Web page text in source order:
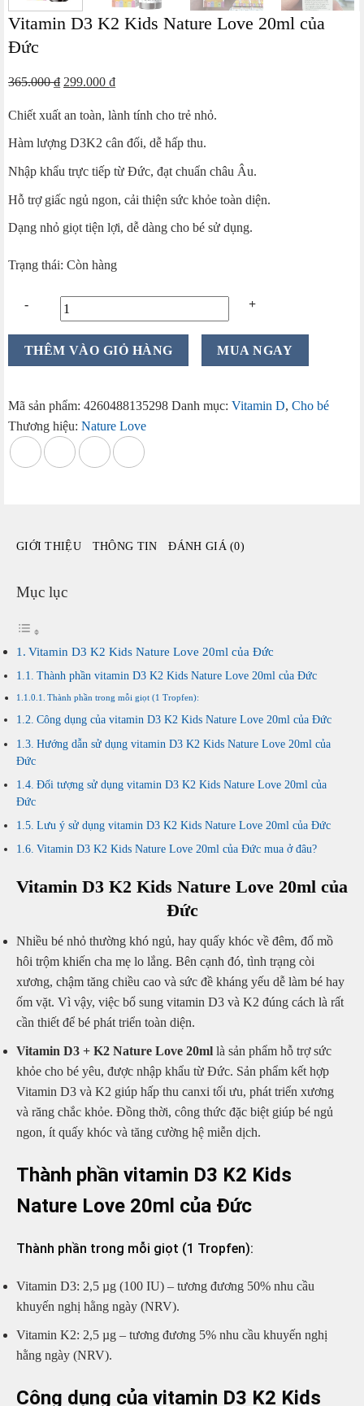
Vitamin D3 K2 Kids Nature Love 20ml của
Đức
365.000₫ Giá
là:
365.000 ₫.
299.000 ₫Giá
tại
là:
Chiết xuất an toàn, lành tính cho trẻ nhỏ.
Hàm lượng D3K2 cân đối, dễ hấp thu.
Nhập khẩu trực tiếp từ Đức, đạt chuẩn châu Âu.
Hỗ trợ giấc ngủ ngon, cải thiện sức khỏe toàn diện.
Dạng nhỏ giọt tiện lợi, dễ dàng cho bé sử dụng.
Trạng thái: Còn hàng
Vitamin
Kids
Love
20ml
THÊM VÀO GIỎ HÀNG MUA NGAY
Mã sản phẩm: 4260488135298 Danh mục: Vitamin D, Cho bé
Thương hiệu: Nature Love
GIỚI THIỆU THÔNG TIN ĐÁNH GIÁ (0)
Mục lục
Vitamin D3 K2 Kids Nature Love 20ml của Đức
Thành phần vitamin D3 K2 Kids Nature Love 20ml của Đức
Thành phần trong mỗi giọt (1 Tropfen):
Công dụng của vitamin D3 K2 Kids Nature Love 20ml của Đức
Hướng dẫn sử dụng vitamin D3 K2 Kids Nature Love 20ml của
Đức
Đối tượng sử dụng vitamin D3 K2 Kids Nature Love 20ml của
Đức
Lưu ý sử dụng vitamin D3 K2 Kids Nature Love 20ml của Đức
Vitamin D3 K2 Kids Nature Love 20ml của Đức mua ở đâu?
Vitamin D3 K2 Kids Nature Love 20ml của
Đức
Nhiều bé nhỏ thường khó ngủ, hay quấy khóc về đêm, đổ mồ
hôi trộm khiến cha mẹ lo lắng. Bên cạnh đó, tình trạng còi
xương, chậm tăng chiều cao và sức đề kháng yếu dễ làm bé hay
ốm vặt. Vì vậy, việc bổ sung vitamin D3 và K2 đúng cách là rất
cần thiết để bé phát triển toàn diện.
Vitamin D3 + K2 Nature Love 20ml là sản phẩm hỗ trợ sức
khỏe cho bé yêu, được nhập khẩu từ Đức. Sản phẩm kết hợp
Vitamin D3 và K2 giúp hấp thu canxi tối ưu, phát triển xương
và răng chắc khỏe. Đồng thời, công thức đặc biệt giúp bé ngủ
ngon, ít quấy khóc và tăng cường hệ miễn dịch.
Thành phần vitamin D3 K2 Kids
Nature Love 20ml của Đức
Thành phần trong mỗi giọt (1 Tropfen):
Vitamin D3: 2,5 µg (100 IU) – tương đương 50% nhu cầu
khuyến nghị hằng ngày (NRV).
Vitamin K2: 2,5 µg – tương đương 5% nhu cầu khuyến nghị
hằng ngày (NRV).
Công dụng của vitamin D3 K2 Kids